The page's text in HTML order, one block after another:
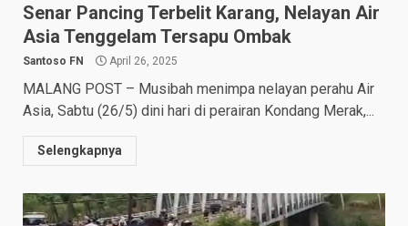
Senar Pancing Terbelit Karang, Nelayan Air
Asia Tenggelam Tersapu Ombak
Santoso FN April 26, 2025
MALANG POST – Musibah menimpa nelayan perahu Air
Asia, Sabtu (26/5) dini hari di perairan Kondang Merak,...
Selengkapnya